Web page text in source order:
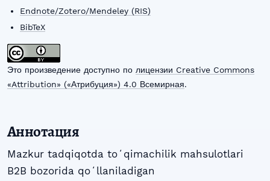
Endnote/Zotero/Mendeley (RIS)
BibTeX
Это произведение доступно по лицензии Creative Commons
«Attribution» («Атрибуция») 4.0 Всемирная.
Аннотация
Mazkur tadqiqotda toʻqimachilik mahsulotlari
B2B bozorida qoʻllaniladigan